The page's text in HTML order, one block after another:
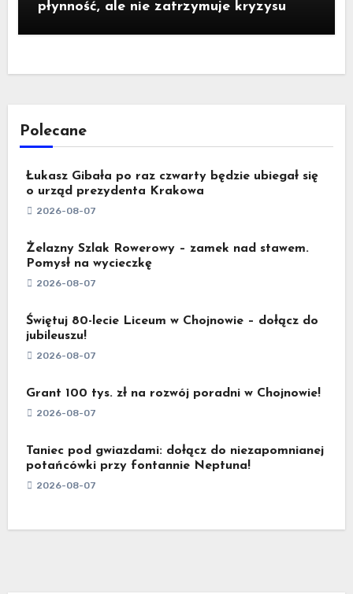
płynność, ale nie zatrzymuje kryzysu
Polecane
Łukasz Gibała po raz czwarty będzie ubiegał się
o urząd prezydenta Krakowa
2026-08-07
Żelazny Szlak Rowerowy – zamek nad stawem.
Pomysł na wycieczkę
2026-08-07
Świętuj 80-lecie Liceum w Chojnowie – dołącz do
jubileuszu!
2026-08-07
Grant 100 tys. zł na rozwój poradni w Chojnowie!
2026-08-07
Taniec pod gwiazdami: dołącz do niezapomnianej
potańcówki przy fontannie Neptuna!
2026-08-07